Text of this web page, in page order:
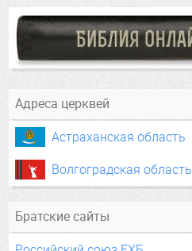
Адреса церквей
Астраханская область
Волгоградская область
Братские сайты